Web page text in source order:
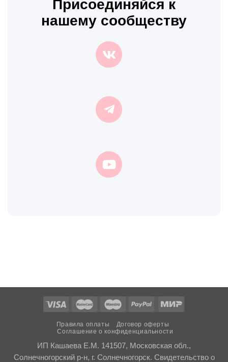
Присоединяйся к
нашему сообществу
Правила оплаты
Договор оферты
Соглашение о конфиденциальности
ИП Кашаева Е.М. 141507, Московская обл.,
Солнечногорский р-н, г. Солнечногорск. Свидетельство о